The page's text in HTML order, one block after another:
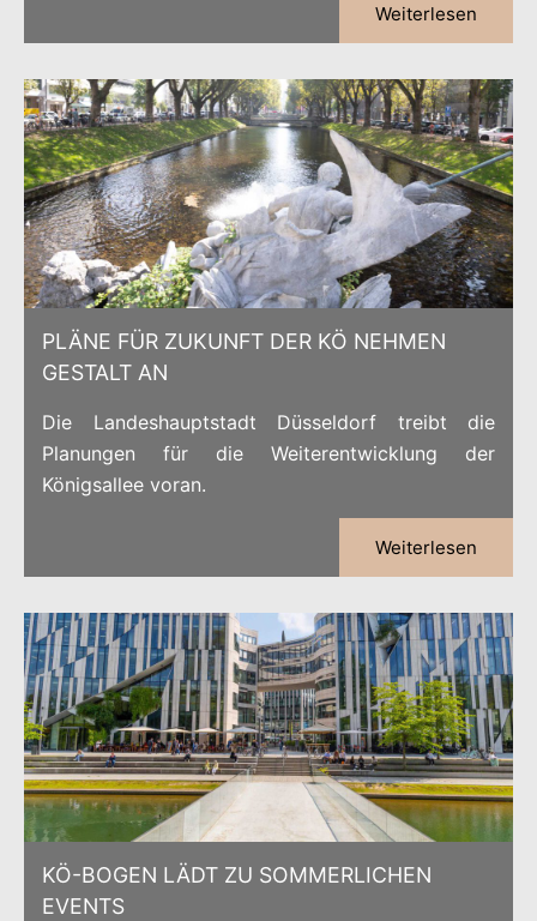
Weiterlesen
PLÄNE FÜR ZUKUNFT DER KÖ NEHMEN
GESTALT AN
Die Landeshauptstadt Düsseldorf treibt die
Planungen für die Weiterentwicklung der
Königsallee voran.
Weiterlesen
KÖ-BOGEN LÄDT ZU SOMMERLICHEN
EVENTS